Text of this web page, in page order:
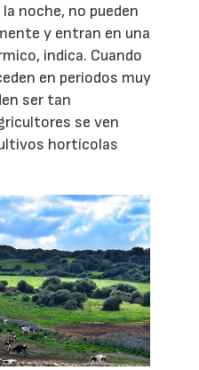
noche, no pueden
y entran en una
indica. Cuando
en periodos muy
ser tan
se ven
hortícolas